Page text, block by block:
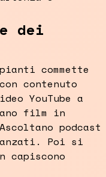
dei
commette
contenuto
YouTube a
film in
podcast
Poi si
capiscono